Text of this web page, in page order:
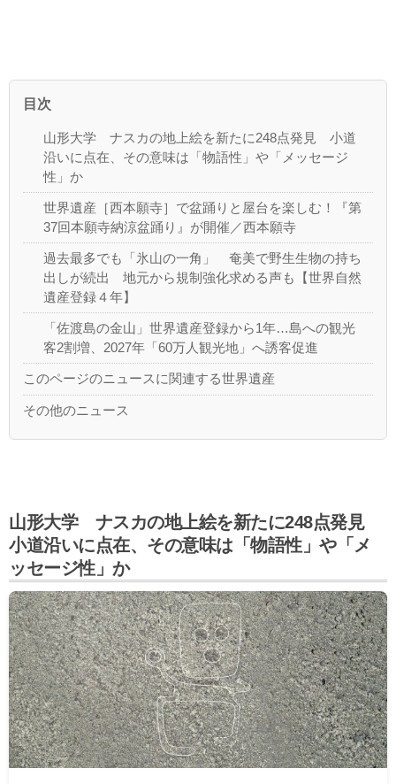
目次
山形大学 ナスカの地上絵を新たに248点発見 小道
沿いに点在、その意味は「物語性」や「メッセージ
性」か
世界遺産［西本願寺］で盆踊りと屋台を楽しむ！『第
37回本願寺納涼盆踊り』が開催／西本願寺
過去最多でも「氷山の一角」 奄美で野生生物の持ち
出しが続出 地元から規制強化求める声も【世界自然
遺産登録４年】
「佐渡島の金山」世界遺産登録から1年…島への観光
客2割増、2027年「60万人観光地」へ誘客促進
このページのニュースに関連する世界遺産
その他のニュース
山形大学 ナスカの地上絵を新たに248点発見
小道沿いに点在、その意味は「物語性」や「メ
ッセージ性」か